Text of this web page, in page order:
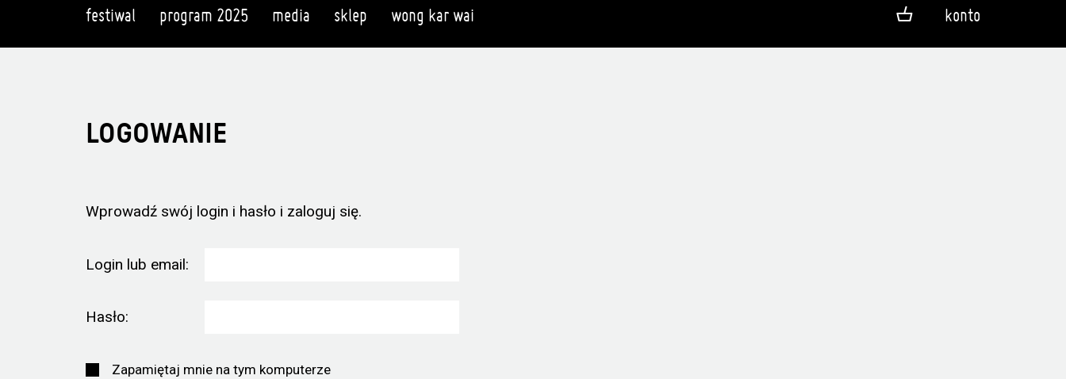
festiwal program 2025 media sklep wong kar wai konto
LOGOWANIE
Wprowadź swój login i hasło i zaloguj się.
Login lub email:
Hasło:
Zapamiętaj mnie na tym komputerze